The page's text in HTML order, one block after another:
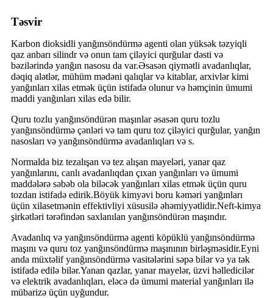
Təsvir
Karbon dioksidli yanğınsöndürmə agenti olan yüksək təzyiqli
qaz anbarı silindr və onun tam çiləyici qurğular dəsti və
bəzilərində yanğın nasosu da var.Əsasən qiymətli avadanlıqlar,
dəqiq alətlər, mühüm mədəni qalıqlar və kitablar, arxivlər kimi
yanğınları xilas etmək üçün istifadə olunur və həmçinin ümumi
maddi yanğınları xilas edə bilir.
Quru tozlu yanğınsöndürən maşınlar əsasən quru tozlu
yanğınsöndürmə çənləri və tam quru toz çiləyici qurğular, yanğın
nasosları və yanğınsöndürmə avadanlıqları və s.
Normalda biz tezalışan və tez alışan mayeləri, yanar qaz
yanğınlarını, canlı avadanlıqdan çıxan yanğınları və ümumi
maddələrə səbəb ola biləcək yanğınları xilas etmək üçün quru
tozdan istifadə edirik.Böyük kimyəvi boru kəməri yanğınları
üçün xilasetmənin effektivliyi xüsusilə əhəmiyyətlidir.Neft-kimya
şirkətləri tərəfindən saxlanılan yanğınsöndürən maşındır.
Avadanlıq və yanğınsöndürmə agenti köpüklü yanğınsöndürmə
maşını və quru toz yanğınsöndürmə maşınının birləşməsidir.Eyni
anda müxtəlif yanğınsöndürmə vasitələrini səpə bilər və ya tək
istifadə edilə bilər.Yanan qazlar, yanar mayelər, üzvi həlledicilər
və elektrik avadanlıqları, eləcə də ümumi material yanğınları ilə
mübarizə üçün uyğundur.